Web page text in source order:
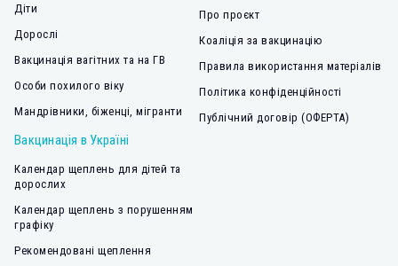
Діти
Дорослі
Вакцинація вагітних та на ГВ
Особи похилого віку
Мандрівники, біженці, мігранти
Вакцинація в Україні
Календар щеплень для дітей та
дорослих
Календар щеплень з порушенням
графіку
Рекомендовані щеплення
Про проєкт
Коаліція за вакцинацію
Правила використання матеріалів
Політика конфіденційності
Публічний договір (ОФЕРТА)